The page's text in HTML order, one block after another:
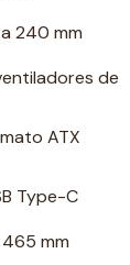
240 mm
de
ATX
Type-C
465 mm